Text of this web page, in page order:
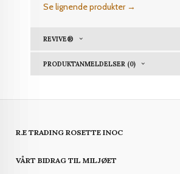
Se lignende produkter →
REVIVE®
PRODUKTANMELDELSER (0)
R.E TRADING ROSETTE INOC
VÅRT BIDRAG TIL MILJØET